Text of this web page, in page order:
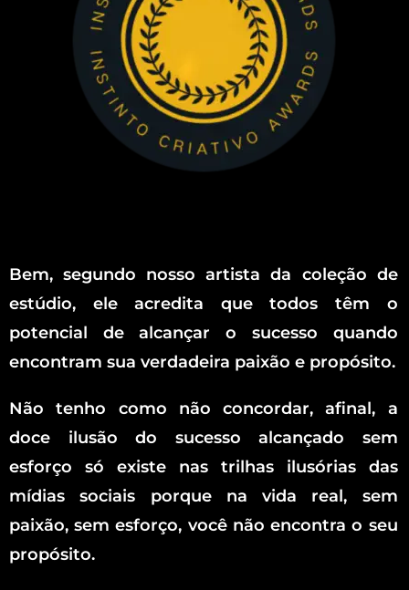
Bem, segundo nosso artista da coleção de
estúdio, ele acredita que todos têm o
potencial de alcançar o sucesso quando
encontram sua verdadeira paixão e propósito.
Não tenho como não concordar, afinal, a
doce ilusão do sucesso alcançado sem
esforço só existe nas trilhas ilusórias das
mídias sociais porque na vida real, sem
paixão, sem esforço, você não encontra o seu
propósito.